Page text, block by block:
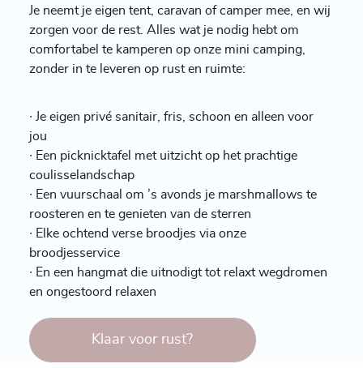
Je neemt je eigen tent, caravan of camper mee, en wij
zorgen voor de rest. Alles wat je nodig hebt om
comfortabel te kamperen op onze mini camping,
zonder in te leveren op rust en ruimte:
∙ Je eigen privé sanitair, fris, schoon en alleen voor
jou
∙ Een picknicktafel met uitzicht op het prachtige
coulisselandschap
∙ Een vuurschaal om ’s avonds je marshmallows te
roosteren en te genieten van de sterren
∙ Elke ochtend verse broodjes via onze
broodjesservice
∙ En een hangmat die uitnodigt tot relaxt wegdromen
en ongestoord relaxen
Klaar voor rust?